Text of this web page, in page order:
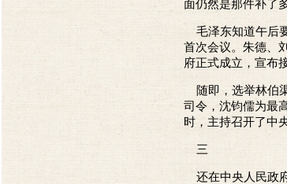
面仍然是那件补了
毛泽东知道午后
首次会议。朱德、
府正式成立，宣布
随即，选举林伯
司令，沈钧儒为最
时，主持召开了中
三
还在中央人民政